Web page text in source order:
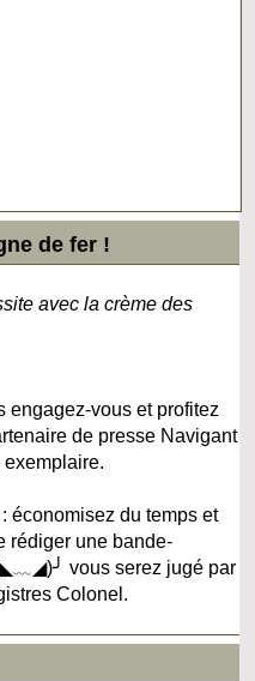
de fer !
avec la crème des
engagez-vous et profitez
de presse Navigant
: économisez du temps et
rédiger une bande-
vous serez jugé par
Colonel.